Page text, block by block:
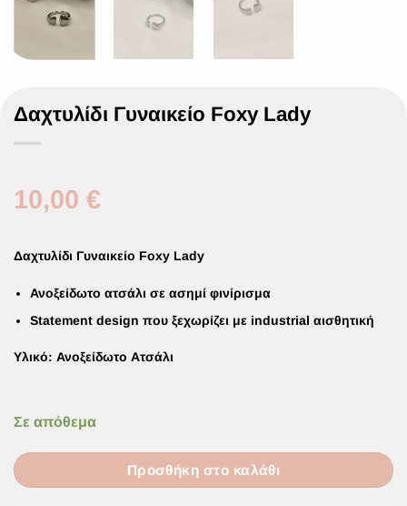
Δαχτυλίδι Γυναικείο Foxy Lady
10,00 €
Δαχτυλίδι Γυναικείο Foxy Lady
Ανοξείδωτο ατσάλι σε ασημί φινίρισμα
Statement design που ξεχωρίζει με industrial αισθητική
Υλικό: Ανοξείδωτο Ατσάλι
Σε απόθεμα
Προσθήκη στο καλάθι